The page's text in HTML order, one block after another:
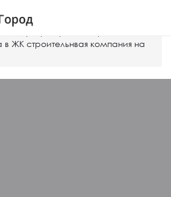
в ЖК строительнвая компания на